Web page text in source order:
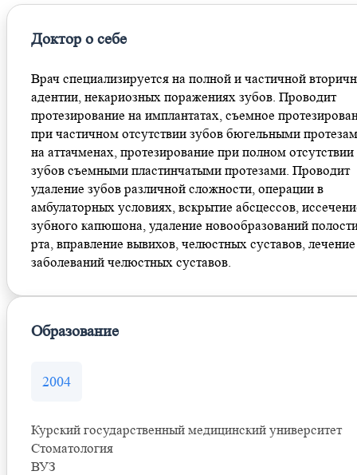
Доктор о себе
Врач специализируется на полной и частичной
адентии, некариозных поражениях зубов. Проводит
протезирование на имплантатах, съемное
при частичном отсутствии зубов бюгельными
на аттачменах, протезирование при полном отсутствии
зубов съемными пластинчатыми протезами. Проводит
удаление зубов различной сложности, операции в
амбулаторных условиях, вскрытие абсцессов,
зубного капюшона, удаление новообразований
рта, вправление вывихов, челюстных суставов, лечение
заболеваний челюстных суставов.
Образование
2004
Курский государственный медицинский университет
Стоматология
ВУЗ